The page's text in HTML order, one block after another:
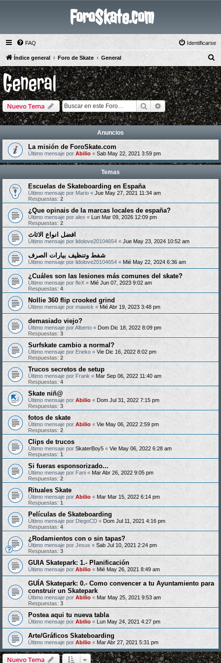
ForoSkate.com
FAQ Identificarse
Índice general Foro de Skate General
u
s
c
a
r
General
Nuevo Tema BuscarBúsqueda
20 temas • Página1de1
Anuncios
La misión de ForoSkate.com
Último mensaje por Abilio « Sab May 22, 2021 3:59 pm
Temas
Escuelas de Skateboarding en España
Último mensaje por Mario « Jue May 27, 2021 11:34 am
Respuestas: 2
¿Que opinais de la marcas locales de españa?
Último mensaje por alex « Lun Mar 09, 2026 12:09 pm
Respuestas: 2
افضل انواع الاثاث
Último mensaje por lidolove20104654 « Jue May 23, 2024 10:52 am
شفط وتنظيف بيارات الصرف
Último mensaje por lidolove20104654 « Mié May 22, 2024 6:36 am
¿Cuáles son las lesiones más comunes del skate?
Último mensaje por fleX « Mié Jun 07, 2023 9:02 am
Respuestas: 4
Nollie 360 flip crooked grind
Último mensaje por mawisk « Mié Abr 19, 2023 3:48 pm
demasiado viejo?
Último mensaje porAlberto « Dom Dic 18, 2022 8:09 pm
Respuestas: 3
Surfskate cambio a normal?
Último mensaje por Eneko « Vie Dic 16, 2022 8:02 pm
Respuestas: 2
Trucos secretos de setup
Último mensaje por Frank « Mar Sep 06, 2022 11:40 am
Respuestas: 4
Skate niñ@
Último mensaje por Abilio « Dom Jul 31, 2022 7:15 pm
Respuestas: 3
fotos de skate
Último mensaje por Abilio « Vie May 06, 2022 2:59 pm
Respuestas: 2
Clips de trucos
Último mensaje por SkaterBoy5 « Vie May 06, 2022 6:28 am
Respuestas: 1
Si fueras esponsorizado...
Último mensaje por Fani « Mar Abr 26, 2022 9:05 pm
Respuestas: 2
Rituales Skate
Último mensaje por Abilio « Mar Mar 15, 2022 6:14 pm
Respuestas: 1
Películas de Skateboarding
Último mensaje por DiegoCD « Dom Jul 11, 2021 4:16 pm
Respuestas: 4
¿Rodamientos con o sin tapas?
Último mensaje por Jesus « Sab Jul 10, 2021 2:24 pm
Respuestas: 3
GUIA Skatepark: 1.- Planificación
Último mensaje por Abilio « Mié May 26, 2021 8:49 am
GUÍA Skatepark: 0.- Como convencer a tu Ayuntamiento para
construir un Skatepark
Último mensaje por Abilio « Mar May 25, 2021 9:53 am
Respuestas: 3
Postea aqui tu nueva tabla
Último mensaje por Abilio « Lun May 24, 2021 4:27 pm
Arte/Gráficos Skateboarding
Último mensaje por Abilio « Mar Abr 27, 2021 5:31 pm
Nuevo Tema